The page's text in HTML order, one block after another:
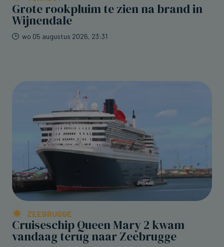
Grote rookpluim te zien na brand in
Wijnendale
wo 05 augustus 2026, 23:31
ZEEBRUGGE
Cruiseschip Queen Mary 2 kwam
vandaag terug naar Zeebrugge